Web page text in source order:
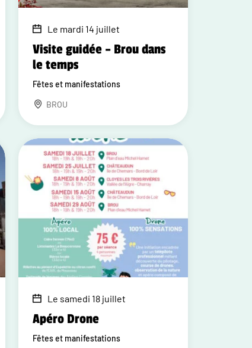
Le mardi 14 juillet
Visite guidée – Brou dans
le temps
Fêtes et manifestations
BROU
Le samedi 18 juillet
Apéro Drone
Fêtes et manifestations